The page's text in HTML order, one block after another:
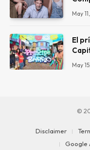
May
El
May
©
Disclaimer
Google